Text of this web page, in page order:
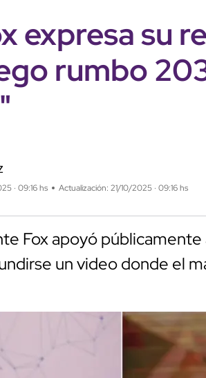
expresa su
rumbo
· 09:16 hs Actualización: 21/10/2025 · 09:16 hs
Fox apoyó públicamente
un video donde el